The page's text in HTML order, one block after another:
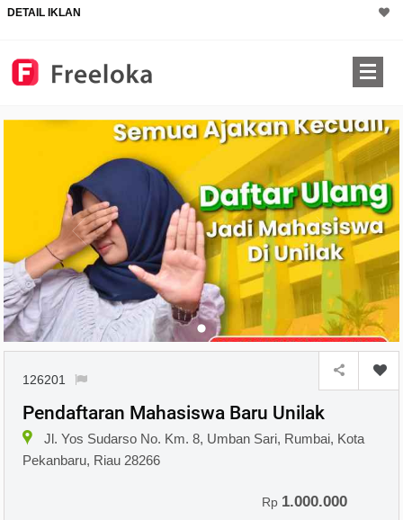
DETAIL IKLAN
126201
Pendaftaran Mahasiswa Baru Unilak
Jl. Yos Sudarso No. Km. 8, Umban Sari, Rumbai, Kota
Pekanbaru, Riau 28266
Rp 1.000.000